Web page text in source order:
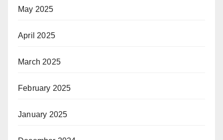
May 2025
April 2025
March 2025
February 2025
January 2025